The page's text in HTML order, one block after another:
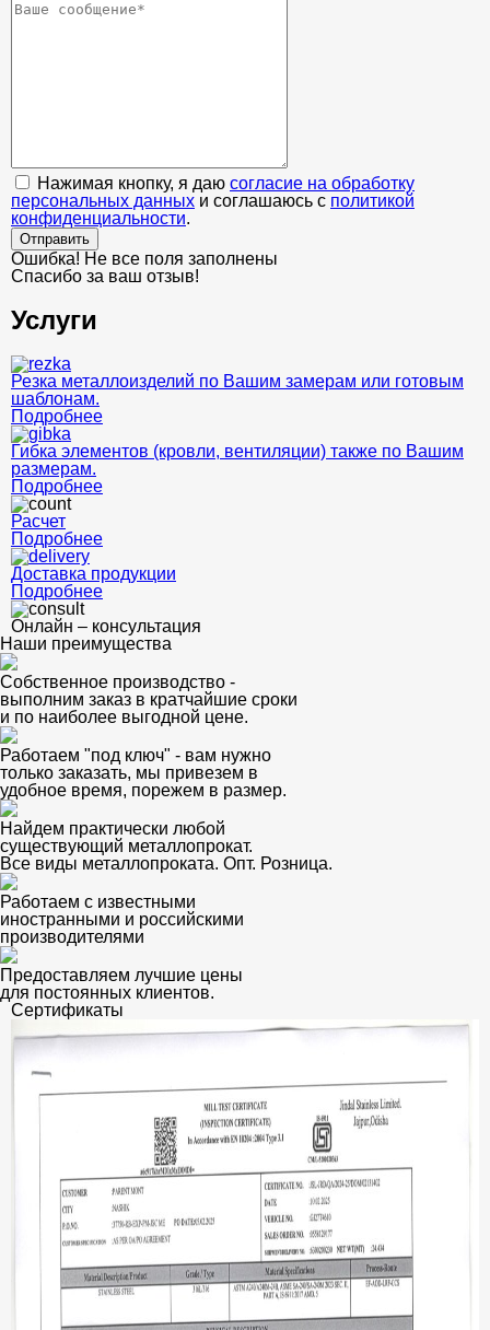
Нажимая кнопку, я даю согласие на обработку
персональных данных и соглашаюсь с политикой
конфиденциальности.
Отправить
Ошибка! Не все поля заполнены
Спасибо за ваш отзыв!
Услуги
Резка металлоизделий по Вашим замерам или готовым
шаблонам.
Подробнее
Гибка элементов (кровли, вентиляции) также по Вашим
размерам.
Подробнее
Расчет
Подробнее
Доставка продукции
Подробнее
Онлайн – консультация
Наши преимущества
Собственное производство -
выполним заказ в кратчайшие сроки
и по наиболее выгодной цене.
Работаем "под ключ" - вам нужно
только заказать, мы привезем в
удобное время, порежем в размер.
Найдем практически любой
существующий металлопрокат.
Все виды металлопроката. Опт. Розница.
Работаем с известными
иностранными и российскими
производителями
Предоставляем лучшие цены
для постоянных клиентов.
Сертификаты